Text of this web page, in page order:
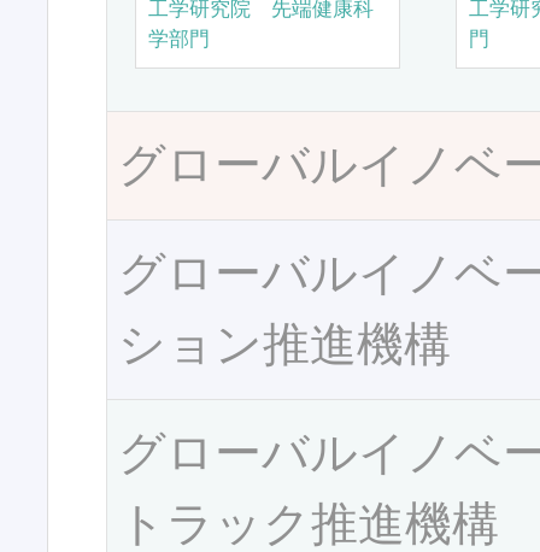
工学研究院 先端健康科
学部門
工学研
門
グローバルイノベ
グローバルイノベ
ション推進機構
グローバルイノベ
トラック推進機構